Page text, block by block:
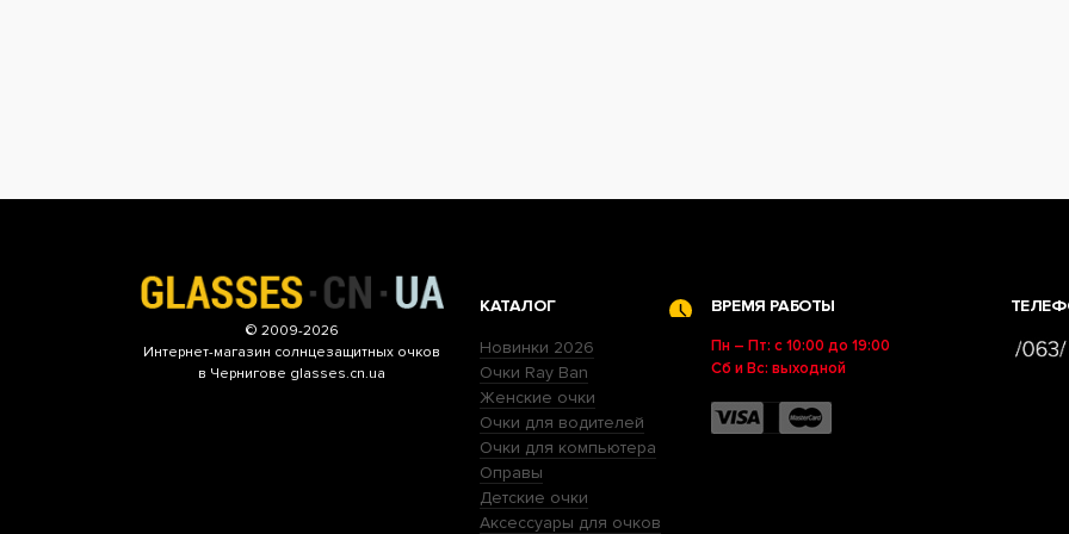
© 2009-2026
Интернет-магазин солнцезащитных очков
в Чернигове glasses.cn.ua
КАТАЛОГ
Новинки 2026
Очки Ray Ban
Женские очки
Очки для водителей
Очки для компьютера
Оправы
Детские очки
Аксессуары для очков
ВРЕМЯ РАБОТЫ
Пн – Пт: с 10:00 до 19:00
Сб и Вс: выходной